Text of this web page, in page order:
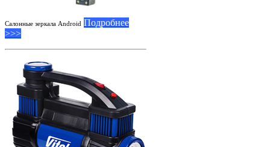
Салонные зеркала Android Подробнее
>>>